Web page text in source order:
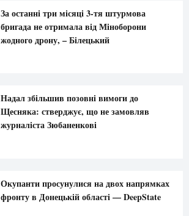
За останні три місяці 3-тя штурмова
бригада не отримала від Міноборони
жодного дрону, – Білецький
Надал збільшив позовні вимоги до
Щесняка: стверджує, що не замовляв
журналіста Зюбаненкові
Окупанти просунулися на двох напрямках
фронту в Донецькій області — DeepState